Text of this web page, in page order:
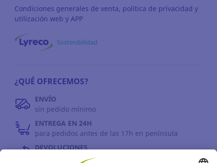
Condiciones generales de venta, política de privacidad y
utilización web y APP
Sostenibilidad
¿QUÉ OFRECEMOS?
ENVÍO
sin pedido mínimo
ENTREGA EN 24H
para pedidos antes de las 17h en península
DEVOLUCIONES
antes de 30 días